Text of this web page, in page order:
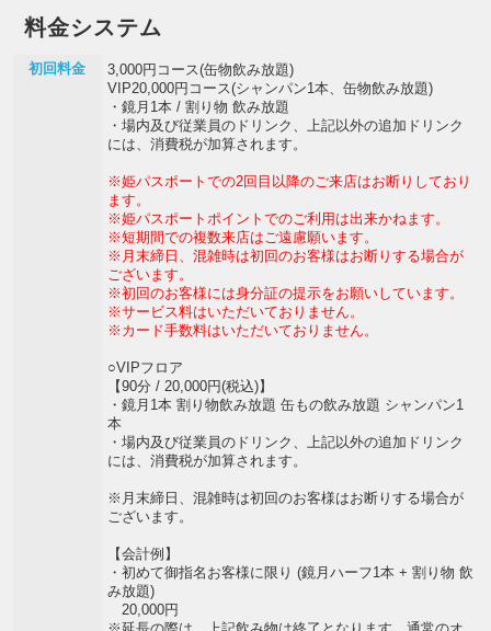
料金システム
初回料金
3,000円コース(缶物飲み放題)
VIP20,000円コース(シャンパン1本、缶物飲み放題)
・鏡月1本 / 割り物 飲み放題
・場内及び従業員のドリンク、上記以外の追加ドリンク
には、消費税が加算されます。
※姫パスポートでの2回目以降のご来店はお断りしており
ます。
※姫パスポートポイントでのご利用は出来かねます。
※短期間での複数来店はご遠慮願います。
※月末締日、混雑時は初回のお客様はお断りする場合が
ございます。
※初回のお客様には身分証の提示をお願いしています。
※サービス料はいただいておりません。
※カード手数料はいただいておりません。
○VIPフロア
【90分 / 20,000円(税込)】
・鏡月1本 割り物飲み放題 缶もの飲み放題 シャンパン1
本
・場内及び従業員のドリンク、上記以外の追加ドリンク
には、消費税が加算されます。
※月末締日、混雑時は初回のお客様はお断りする場合が
ございます。
【会計例】
・初めて御指名お客様に限り (鏡月ハーフ1本 + 割り物 飲
み放題)
20,000円